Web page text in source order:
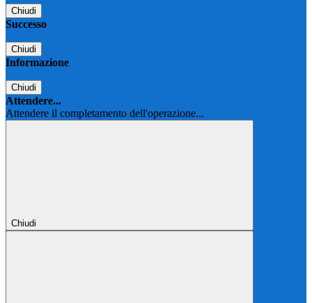
Chiudi
Successo
Chiudi
Informazione
Chiudi
Attendere...
Attendere il completamento dell'operazione...
Chiudi